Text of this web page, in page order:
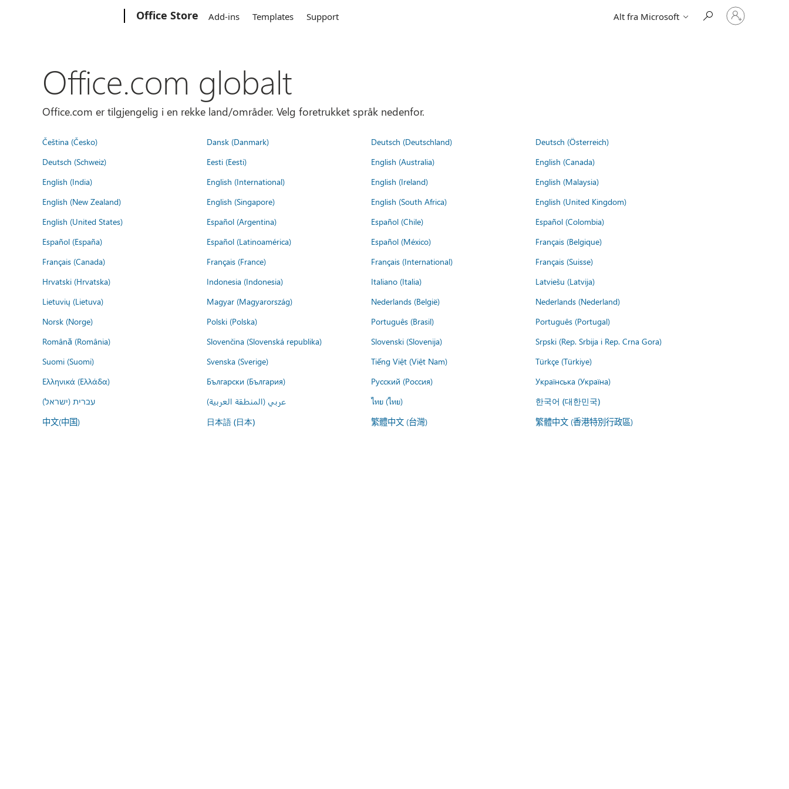
Office Store Add-ins Templates Support Alt fra Microsoft
Logg
på
kontoen
Office.com globalt
Office.com er tilgjengelig i en rekke land/områder. Velg foretrukket språk nedenfor.
Čeština (Česko) Dansk (Danmark) Deutsch (Deutschland)
Deutsch (Österreich)
Deutsch (Schweiz)
Eesti (Eesti) English (Australia)
English (Canada)
English (India)
English (International) English (Ireland)
English (Malaysia)
English (New Zealand)
English (Singapore) English (South Africa)
English (United Kingdom)
English (United States)
Español (Argentina) Español (Chile)
Español (Colombia)
Español (España)
Español (Latinoamérica) Español (México)
Français (Belgique)
Français (Canada)
Français (France) Français (International)
Français (Suisse)
Hrvatski (Hrvatska)
Indonesia (Indonesia) Italiano (Italia)
Latviešu (Latvija)
Lietuvių (Lietuva)
Magyar (Magyarország) Nederlands (België)
Nederlands (Nederland)
Norsk (Norge)
Polski (Polska) Português (Brasil)
Português (Portugal)
Română (România)
Slovenčina (Slovenská republika) Slovenski (Slovenija)
Srpski (Rep. Srbija i Rep. Crna Gora)
Suomi (Suomi)
Svenska (Sverige) Tiếng Việt (Việt Nam)
Türkçe (Türkiye)
Ελληνικά (Ελλάδα)
Български (България) Русский (Россия)
Українська (Україна)
עברית (ישראל)
عربي (المنطقة العربية) ไทย (ไทย) 한국어 (대한민국)
中文(中国) 日本語 (日本) 繁體中文 (台灣) 繁體中文 (香港特別行政區)